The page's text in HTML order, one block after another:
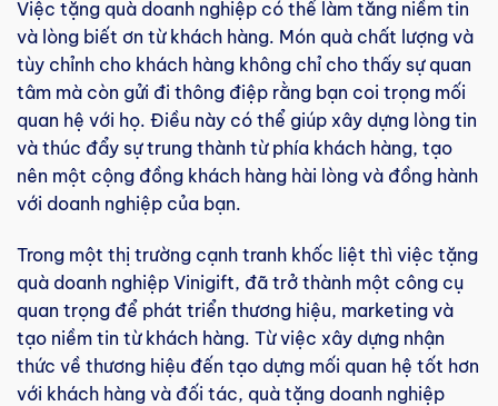
Việc tặng quà doanh nghiệp có thể làm tăng niềm tin
và lòng biết ơn từ khách hàng. Món quà chất lượng và
tùy chỉnh cho khách hàng không chỉ cho thấy sự quan
tâm mà còn gửi đi thông điệp rằng bạn coi trọng mối
quan hệ với họ. Điều này có thể giúp xây dựng lòng tin
và thúc đẩy sự trung thành từ phía khách hàng, tạo
nên một cộng đồng khách hàng hài lòng và đồng hành
với doanh nghiệp của bạn.
Trong một thị trường cạnh tranh khốc liệt thì việc tặng
quà doanh nghiệp Vinigift, đã trở thành một công cụ
quan trọng để phát triển thương hiệu, marketing và
tạo niềm tin từ khách hàng. Từ việc xây dựng nhận
thức về thương hiệu đến tạo dựng mối quan hệ tốt hơn
với khách hàng và đối tác, quà tặng doanh nghiệp